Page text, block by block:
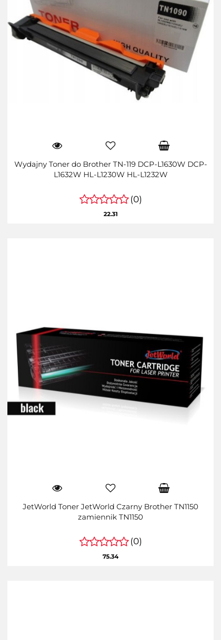
Wydajny Toner do Brother TN-119 DCP-L1630W DCP-
L1632W HL-L1230W HL-L1232W
(0)
22.31
JetWorld Toner JetWorld Czarny Brother TN1150
zamiennik TN1150
(0)
75.34